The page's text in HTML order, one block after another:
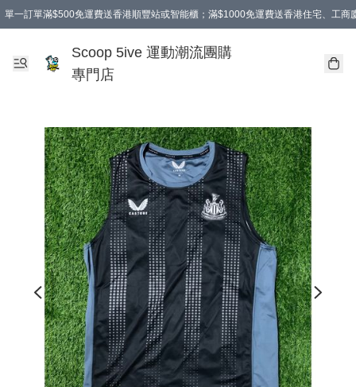
單一訂單滿$500免運費送香港順豐站或智能櫃；滿$1000免運費送香港住宅、工商
Scoop 5ive 運動潮流團購
專門店